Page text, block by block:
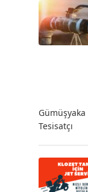
Gümüşyaka
Tesisatçı